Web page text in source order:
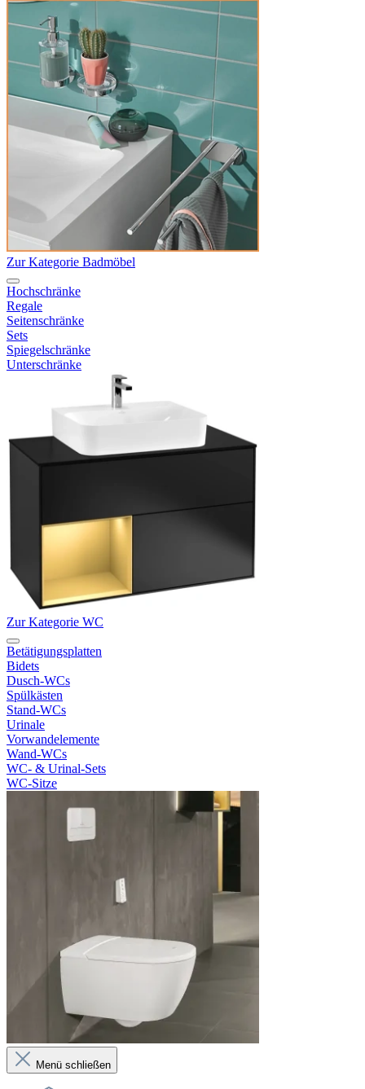
Zur Kategorie Badmöbel
Hochschränke
Regale
Seitenschränke
Sets
Spiegelschränke
Unterschränke
Zur Kategorie WC
Betätigungsplatten
Bidets
Dusch-WCs
Spülkästen
Stand-WCs
Urinale
Vorwandelemente
Wand-WCs
WC- & Urinal-Sets
WC-Sitze
Menü schließen